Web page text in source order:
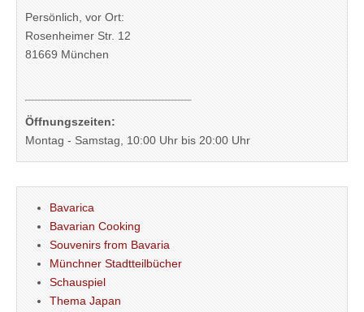
Persönlich, vor Ort:
Rosenheimer Str. 12
81669 München
Öffnungszeiten:
Montag - Samstag, 10:00 Uhr bis 20:00 Uhr
Bavarica
Bavarian Cooking
Souvenirs from Bavaria
Münchner Stadtteilbücher
Schauspiel
Thema Japan